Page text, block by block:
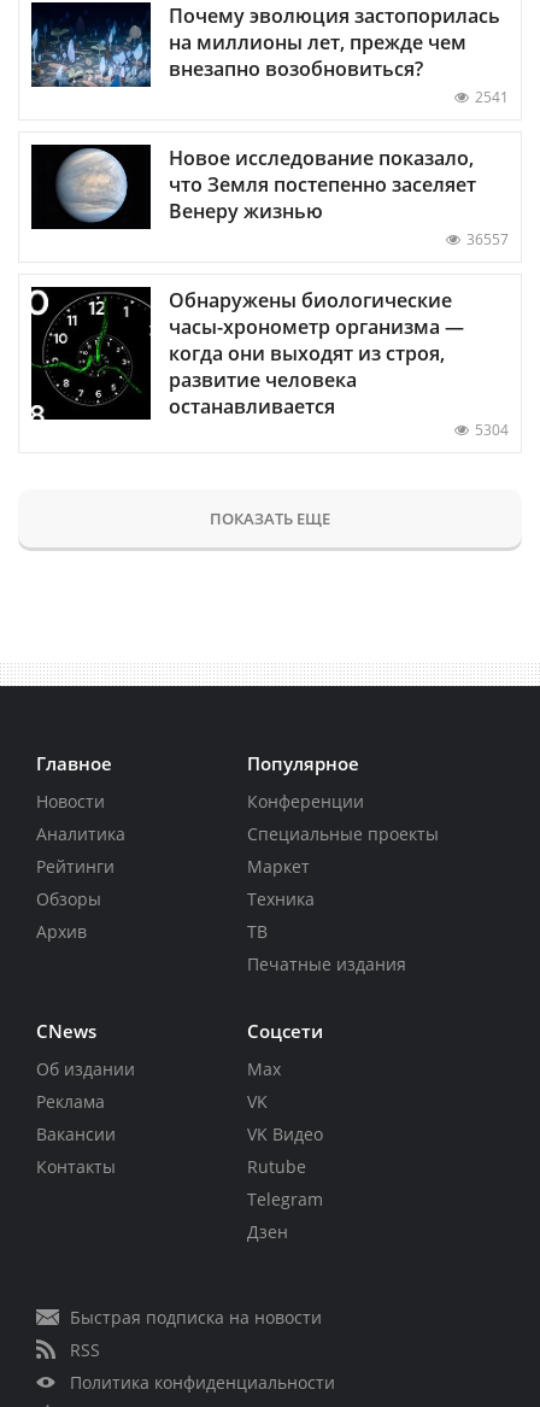
Почему эволюция застопорилась
на миллионы лет, прежде чем
внезапно возобновиться?
2541
Новое исследование показало,
что Земля постепенно заселяет
Венеру жизнью
36557
Обнаружены биологические
часы-хронометр организма —
когда они выходят из строя,
развитие человека
останавливается
5304
ПОКАЗАТЬ ЕЩЕ
Главное
Новости
Аналитика
Рейтинги
Обзоры
Архив
Популярное
Конференции
Специальные проекты
Маркет
Техника
ТВ
Печатные издания
CNews
Об издании
Реклама
Вакансии
Контакты
Соцсети
Max
VK
VK Видео
Rutube
Telegram
Дзен
Быстрая подписка на новости
RSS
Политика конфиденциальности